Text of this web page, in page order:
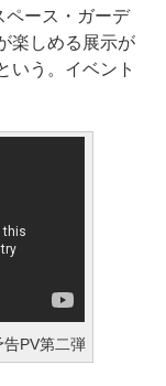
ペース・ガーデ
楽しめる展示が
いう。イベント
告PV第二弾